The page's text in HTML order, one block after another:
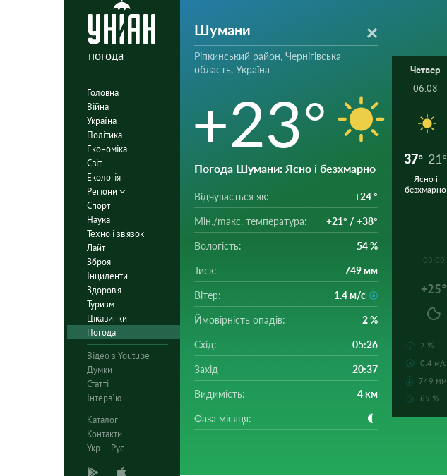
погода
Головна
Війна
Україна
Політика
Економіка
Світ
Екологія
Регіони
Спорт
Наука
Техно і зв'язок
Лайт
Зброя
Інциденти
Здоров'я
Туризм
Цікавинки
Погода
Відео з Youtube
Думки
Статті
Інтерв`ю
Каталог
Контакти
Укр
Рус
Шумани
Ріпкинський район, Чернігівська
область, Україна
+23°
Погода Шумани: Ясно і безхмарно
Відчувається як: +24 °
Мін./mакс. температура: +21° / +38°
Вологість: 54 %
Тиск: 749 мм
Вітер: 1.4 м/с
Ймовірність опадів: 2 %
Схід: 05:26
Захід 20:37
Видимість: 4 км
Фаза місяця:
Четвер
06.08
37° 21°
Ясно і
безхмарно
00:00
+25°
2 %
0.4 м/с
749 мм
65 %